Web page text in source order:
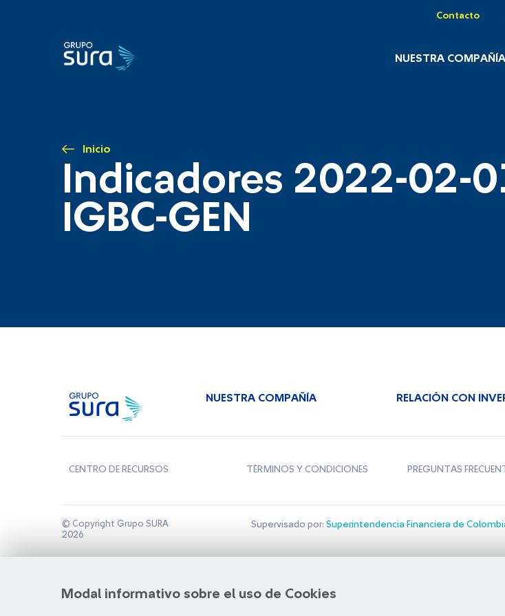
Contacto
NUESTRA COMPAÑÍA
Inicio
Indicadores 2022-02-
IGBC-GEN
Modal informativo sobre el uso de Cookies
NUESTRA COMPAÑÍA RELACIÓN CON
CENTRO DE RECURSOS TÉRMINOS Y CONDICIONES PREGUNTAS
© Copyright Grupo SURA
2026
Supervisado por: Superintendencia Financiera de